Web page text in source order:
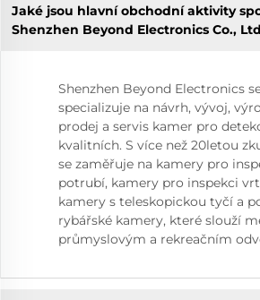
Jaké jsou hlavní obchodní aktivity
Shenzhen Beyond Electronics Co.,
Shenzhen Beyond Electronics
specializuje na návrh, vývoj,
prodej a servis kamer pro
kvalitních. S více než 20letou
se zaměřuje na kamery pro
potrubí, kamery pro inspekci
kamery s teleskopickou tyčí a
rybářské kamery, které slouží
průmyslovým a rekreačním